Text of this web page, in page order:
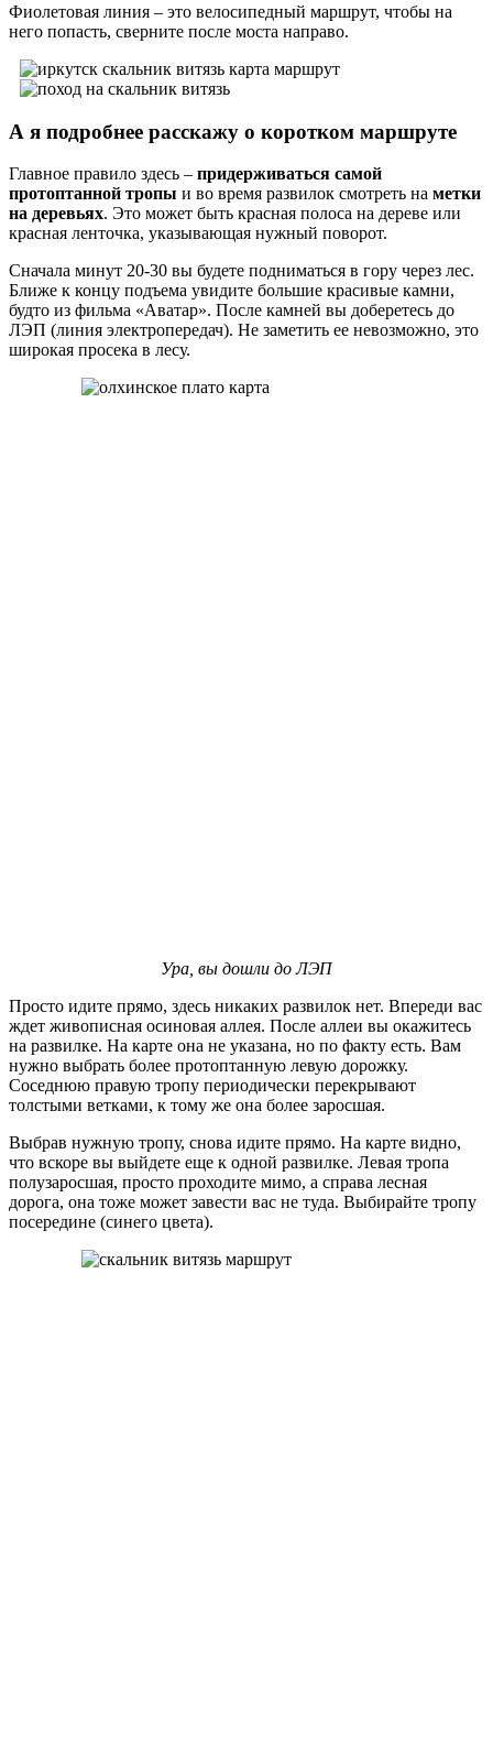
Фиолетовая линия – это велосипедный маршрут, чтобы на
него попасть, сверните после моста направо.
А я подробнее расскажу о коротком маршруте
Главное правило здесь – придерживаться самой
протоптанной тропы и во время развилок смотреть на метки
на деревьях. Это может быть красная полоса на дереве или
красная ленточка, указывающая нужный поворот.
Сначала минут 20-30 вы будете подниматься в гору через лес.
Ближе к концу подъема увидите большие красивые камни,
будто из фильма «Аватар». После камней вы доберетесь до
ЛЭП (линия электропередач). Не заметить ее невозможно, это
широкая просека в лесу.
Ура, вы дошли до ЛЭП
Просто идите прямо, здесь никаких развилок нет. Впереди вас
ждет живописная осиновая аллея. После аллеи вы окажитесь
на развилке. На карте она не указана, но по факту есть. Вам
нужно выбрать более протоптанную левую дорожку.
Соседнюю правую тропу периодически перекрывают
толстыми ветками, к тому же она более заросшая.
Выбрав нужную тропу, снова идите прямо. На карте видно,
что вскоре вы выйдете еще к одной развилке. Левая тропа
полузаросшая, просто проходите мимо, а справа лесная
дорога, она тоже может завести вас не туда. Выбирайте тропу
посередине (синего цвета).